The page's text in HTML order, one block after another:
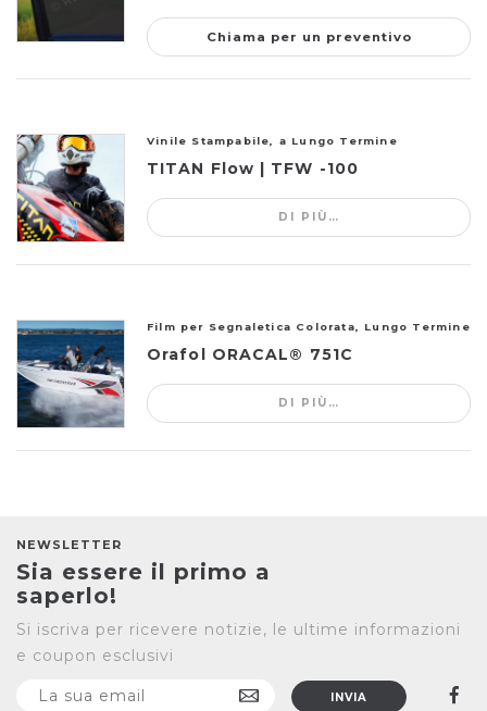
Chiama per un preventivo
Vinile Stampabile, a Lungo Termine
TITAN Flow | TFW -100
DI PIÙ…
Film per Segnaletica Colorata, Lungo Termine
Orafol ORACAL® 751C
DI PIÙ…
NEWSLETTER
Sia essere il primo a
saperlo!
Si iscriva per ricevere notizie, le ultime informazioni
e coupon esclusivi